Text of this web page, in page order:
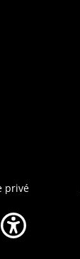
privé